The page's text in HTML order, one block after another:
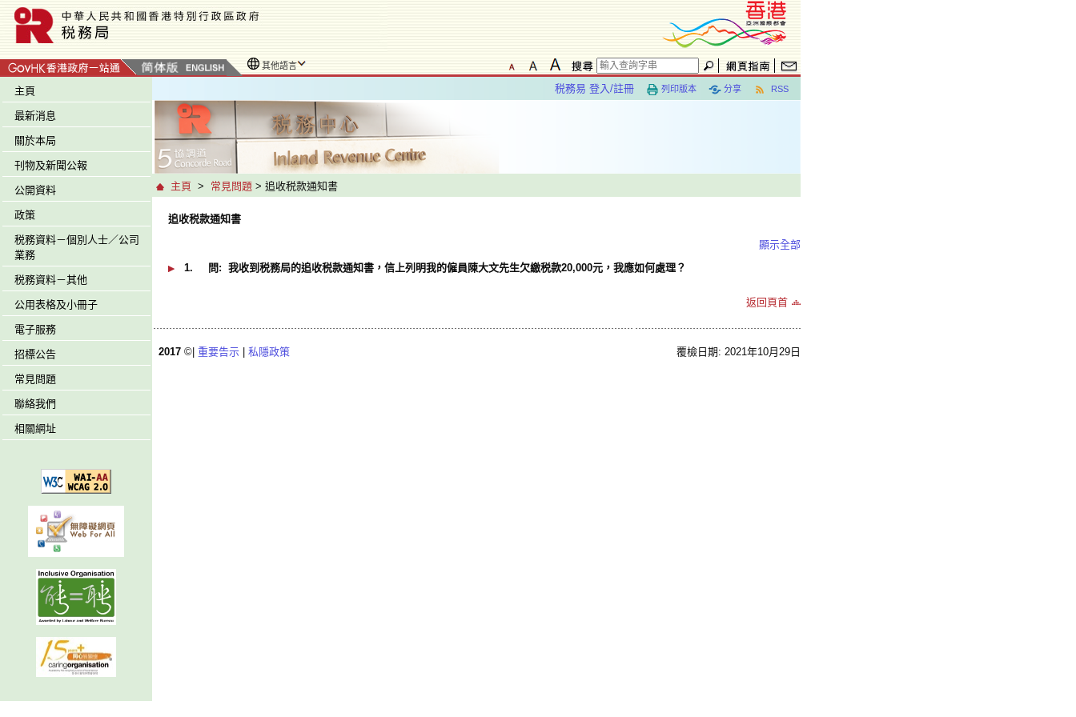
其他語言
主頁
最新消息
關於本局
刊物及新聞公報
公開資料
政策
税務資料－個別人士／公司
業務
税務資料－其他
公用表格及小冊子
電子服務
招標公告
常見問題
聯絡我們
相關網址
RSS
分享
列印版本
税務易 登入/註冊
主頁 > 常見問題 > 追收税款通知書
追收税款通知書
顯示全部
1.
問: 我收到税務局的追收税款通知書，信上列明我的僱員陳大文先生欠繳税款20,000元，我應如何處理？
返回頁首
2017 ©| 重要告示 私隱政策 覆檢日期: 2021年10月29日